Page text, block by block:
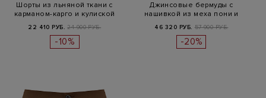
Шорты из льняной ткани с
карманом-карго и кулиской
22 410 РУБ. 24 900 РУБ.
-10%
Джинсовые бермуды с
нашивкой из меха пони и
платком-па…
46 320 РУБ. 57 900 РУБ.
-20%